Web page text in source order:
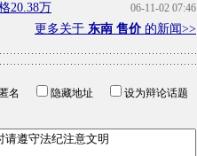
06-11-02 07:46
20.38万
更多关于 东南 售价 的新闻>>
匿名 隐藏地址
设为辩论话题